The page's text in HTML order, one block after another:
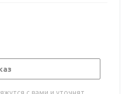
с вами и уточнят